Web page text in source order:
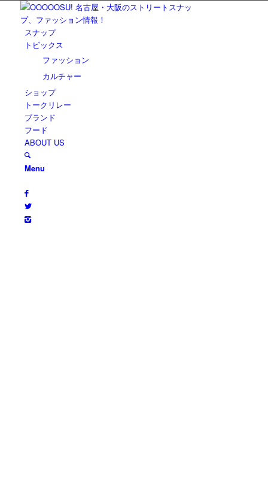
スナップ
トピックス
ファッション
カルチャー
ショップ
トークリレー
ブランド
フード
ABOUT US
Menu